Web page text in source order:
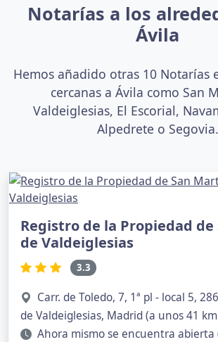
Notarías a los
Ávila
Hemos añadido otras 10 Notarías
cercanas a Ávila como San
Valdeiglesias, El Escorial,
Alpedrete o Segovia.
Registro de la Propiedad
de Valdeiglesias
3.3
Carr. de Toledo, 7, 1ª pl - local 5,
de Valdeiglesias, Madrid (a unos 41
Ahora mismo se encuentra abierta